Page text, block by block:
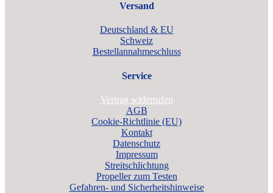
Versand
Deutschland & EU
Schweiz
Bestellannahmeschluss
Service
Vertrag widerrufen
AGB
Cookie-Richtlinie (EU)
Kontakt
Datenschutz
Impressum
Streitschlichtung
Propeller zum Testen
Gefahren- und Sicherheitshinweise